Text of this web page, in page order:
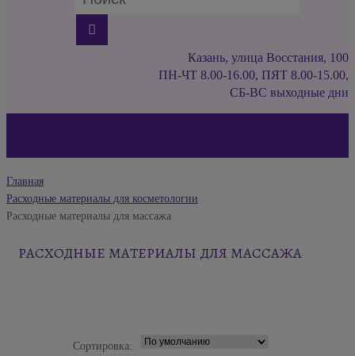
Казань, улица Восстания, 100
ПН-ЧТ 8.00-16.00, ПЯТ 8.00-15.00,
СБ-ВС выходные дни
Главная
Расходные материалы для косметологии
Расходные материалы для массажа
РАСХОДНЫЕ МАТЕРИАЛЫ ДЛЯ МАССАЖА
Сортировка: